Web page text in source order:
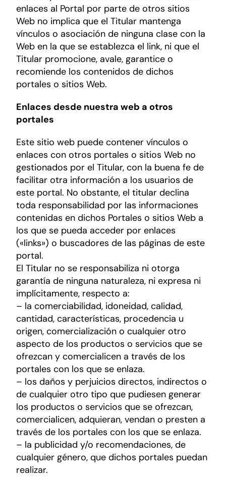
enlaces al Portal por parte de otros sitios
Web no implica que el Titular mantenga
vínculos o asociación de ninguna clase con la
Web en la que se establezca el link, ni que el
Titular promocione, avale, garantice o
recomiende los contenidos de dichos
portales o sitios Web.
Enlaces desde nuestra web a otros
portales
Este sitio web puede contener vínculos o
enlaces con otros portales o sitios Web no
gestionados por el Titular, con la buena fe de
facilitar otra información a los usuarios de
este portal. No obstante, el titular declina
toda responsabilidad por las informaciones
contenidas en dichos Portales o sitios Web a
los que se pueda acceder por enlaces
(«links») o buscadores de las páginas de este
portal.
El Titular no se responsabiliza ni otorga
garantía de ninguna naturaleza, ni expresa ni
implícitamente, respecto a:
– la comerciabilidad, idoneidad, calidad,
cantidad, características, procedencia u
origen, comercialización o cualquier otro
aspecto de los productos o servicios que se
ofrezcan y comercialicen a través de los
portales con los que se enlaza.
– los daños y perjuicios directos, indirectos o
de cualquier otro tipo que pudiesen generar
los productos o servicios que se ofrezcan,
comercialicen, adquieran, vendan o presten a
través de los portales con los que se enlaza.
– la publicidad y/o recomendaciones, de
cualquier género, que dichos portales puedan
realizar.